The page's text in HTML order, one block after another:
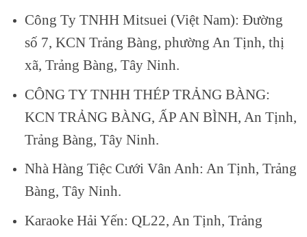
Công Ty TNHH Mitsuei (Việt Nam): Đường
số 7, KCN Trảng Bàng, phường An Tịnh, thị
xã, Trảng Bàng, Tây Ninh.
CÔNG TY TNHH THÉP TRẢNG BÀNG:
KCN TRẢNG BÀNG, ẤP AN BÌNH, An Tịnh,
Trảng Bàng, Tây Ninh.
Nhà Hàng Tiệc Cưới Vân Anh: An Tịnh, Trảng
Bàng, Tây Ninh.
Karaoke Hải Yến: QL22, An Tịnh, Trảng